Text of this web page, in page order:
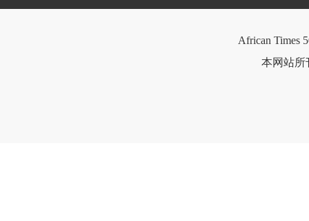
African Times
本网站所